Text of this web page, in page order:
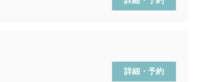
詳細・予約